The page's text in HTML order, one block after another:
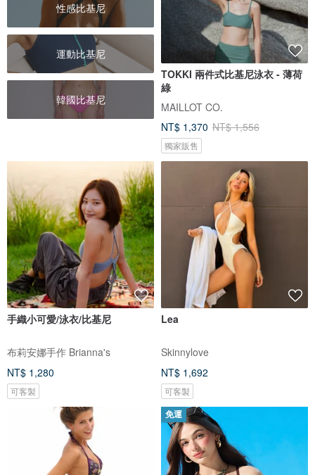
性感比基尼
運動比基尼
韓國比基尼
TOKKI 兩件式比基尼泳衣 - 薄荷
綠
MAILLOT CO.
NT$ 1,370 NT$ 1,556
獨家販售
手織小可愛/泳衣/比基尼
布莉安娜手作 Brianna's
NT$ 1,280
可客製
Lea
Skinnylove
NT$ 1,692
可客製
免運